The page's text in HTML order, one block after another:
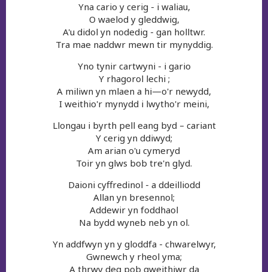
Yna cario y cerig - i waliau,
O waelod y gleddwig,
A'u didol yn nodedig - gan holltwr.
Tra mae naddwr mewn tir mynyddig.
Yno tynir cartwyni - i gario
Y rhagorol lechi ;
A miliwn yn mlaen a hi—o'r newydd,
I weithio'r mynydd i lwytho'r meini,
Llongau i byrth pell eang byd – cariant
Y cerig yn ddiwyd;
Am arian o'u cymeryd
Toir yn glws bob tre'n glyd.
Daioni cyffredinol - a ddeilliodd
Allan yn bresennol;
Addewir yn foddhaol
Na bydd wyneb neb yn ol.
Yn addfwyn yn y gloddfa - chwarelwyr,
Gwnewch y rheol yma;
A thrwy deg pob gweithiwr da